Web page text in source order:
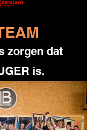
zorgen dat
is.